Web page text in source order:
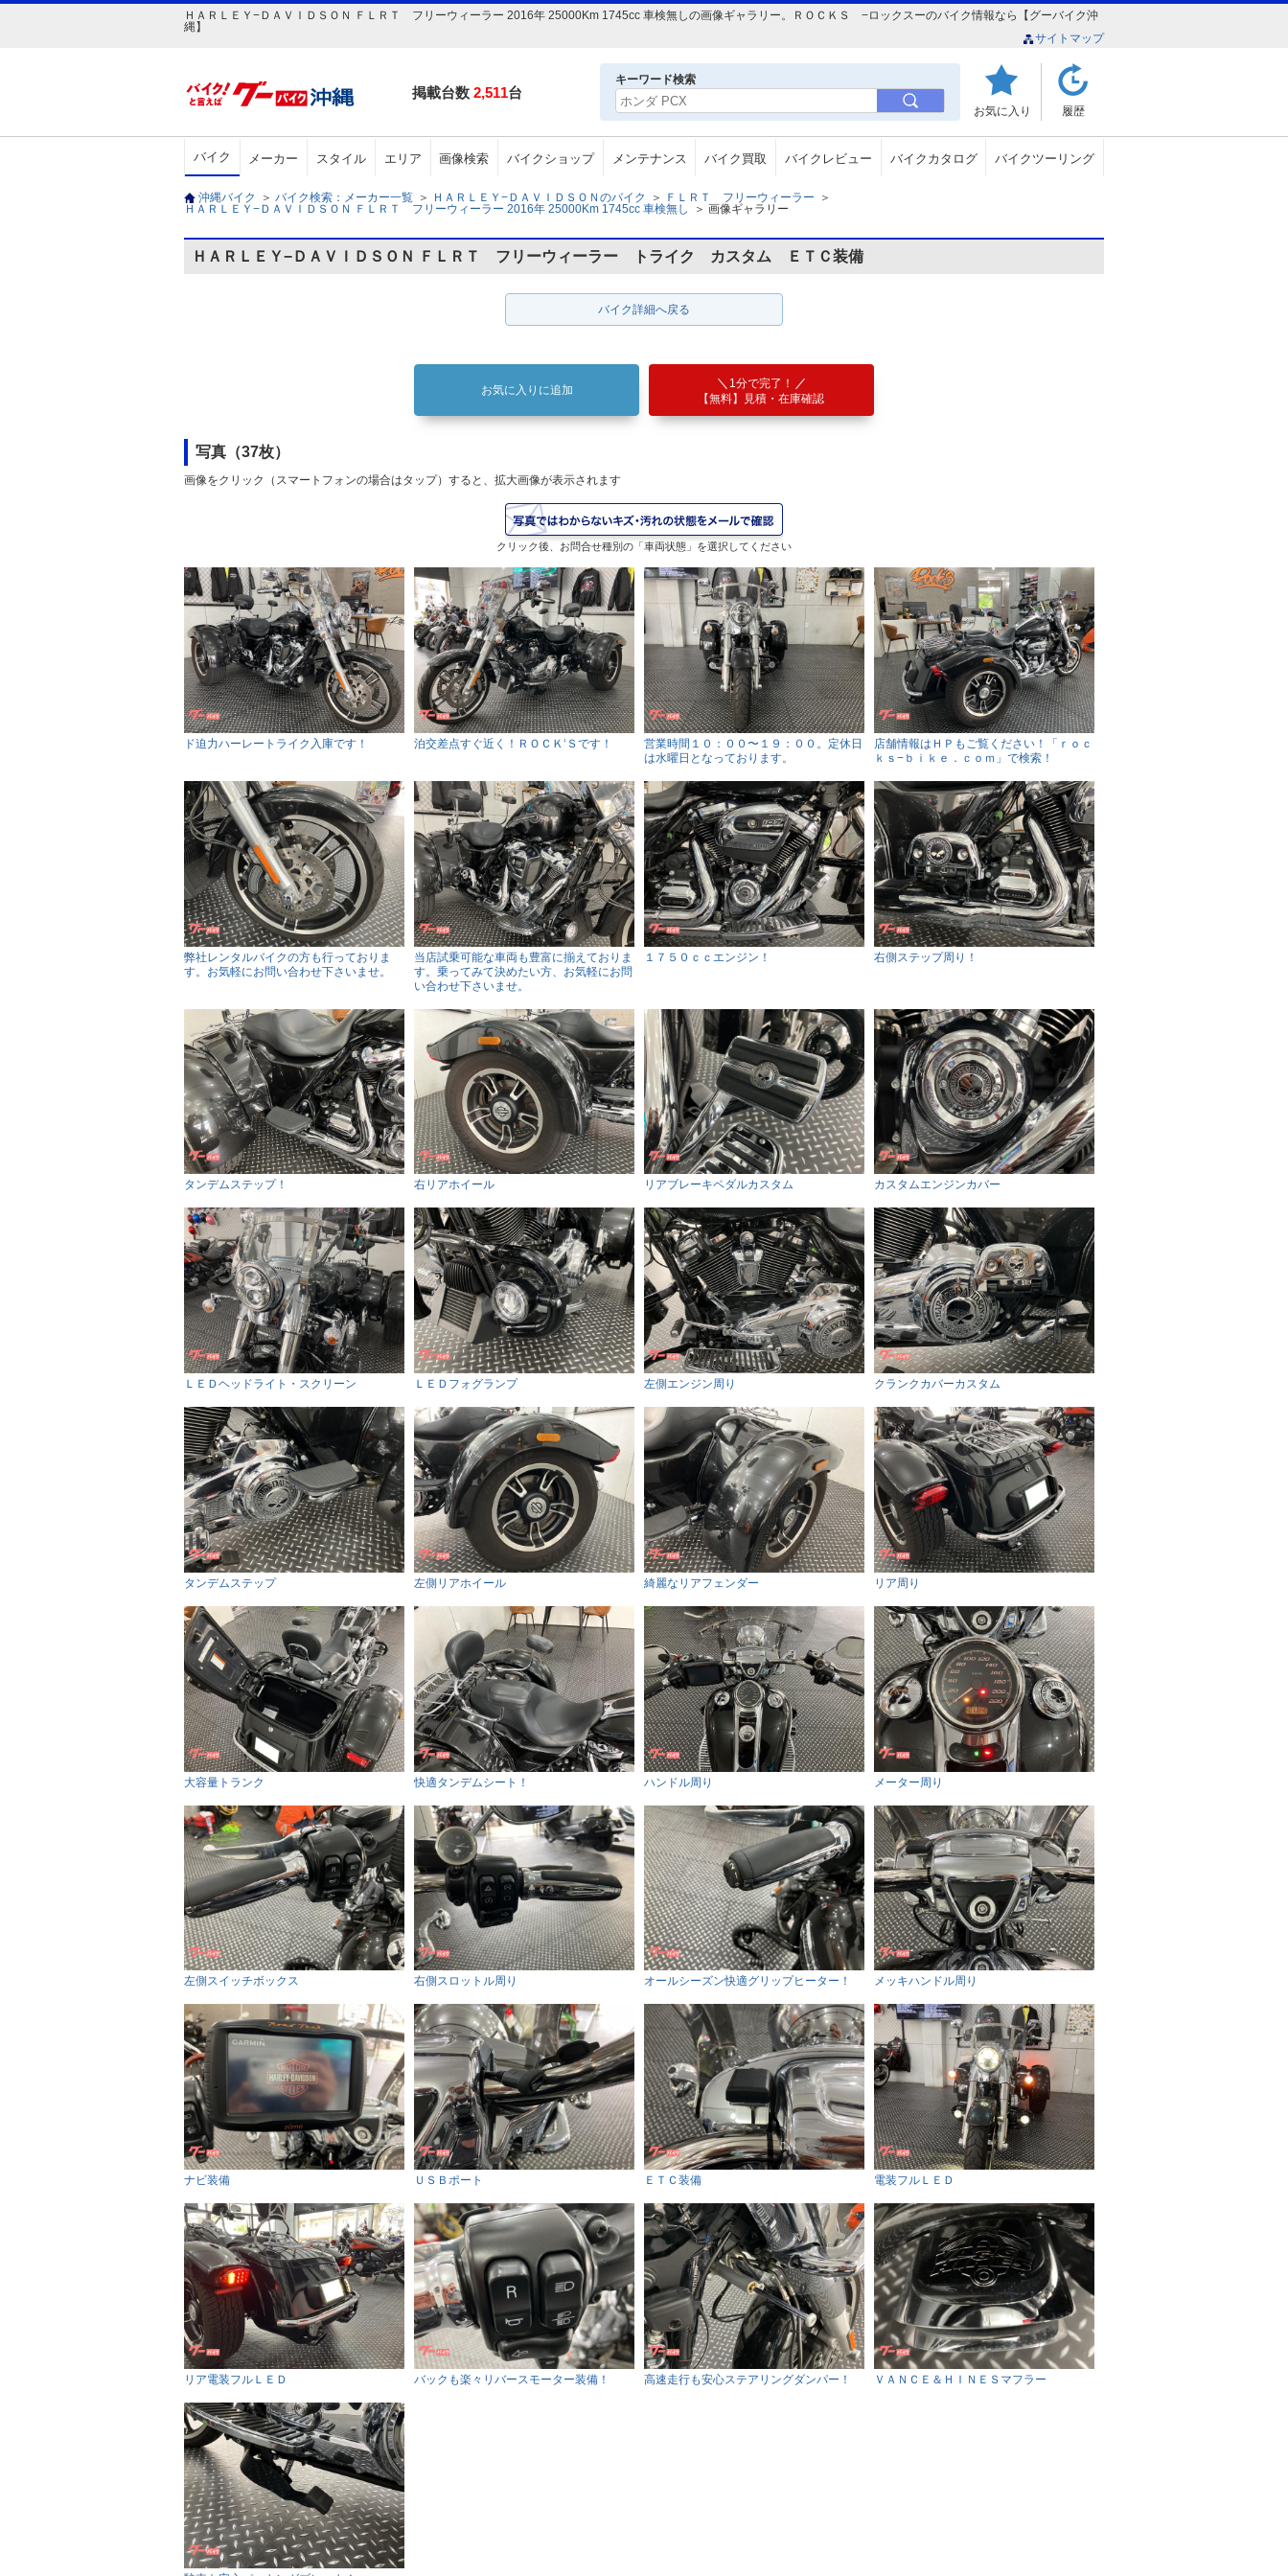
ＨＡＲＬＥＹ−ＤＡＶＩＤＳＯＮ ＦＬＲＴ フリーウィーラー 2016年 25000Km 1745cc 車検無しの画像ギャラリー。ＲＯＣＫＳ −ロックスーのバイク情報なら【グーバイク沖
縄】
サイトマップ
掲載台数 2,511台
キーワード検索
お気に入り 履歴
バイク メーカー スタイル エリア 画像検索 バイクショップ メンテナンス バイク買取 バイクレビュー バイクカタログ バイクツーリング
沖縄バイク ＞ バイク検索：メーカー一覧 ＞ ＨＡＲＬＥＹ−ＤＡＶＩＤＳＯＮのバイク ＞ ＦＬＲＴ フリーウィーラー
＞
ＨＡＲＬＥＹ−ＤＡＶＩＤＳＯＮ ＦＬＲＴ フリーウィーラー 2016年 25000Km 1745cc 車検無し
＞ 画像ギャラリー
ＨＡＲＬＥＹ−ＤＡＶＩＤＳＯＮ ＦＬＲＴ フリーウィーラー トライク カスタム ＥＴＣ装備
バイク詳細へ戻る
お気に入りに追加
1分で完了！
【無料】見積・在庫確認
写真（37枚）
画像をクリック（スマートフォンの場合はタップ）すると、拡大画像が表示されます
クリック後、お問合せ種別の「車両状態」を選択してください
ド迫力ハーレートライク入庫です！ 泊交差点すぐ近く！ＲＯＣＫ‘Ｓです！
営業時間１０：００〜１９：００。定休日
は水曜日となっております。
店舗情報はＨＰもご覧ください！「ｒｏｃ
ｋｓ−ｂｉｋｅ．ｃｏｍ」で検索！
弊社レンタルバイクの方も行っておりま
す。お気軽にお問い合わせ下さいませ。
当店試乗可能な車両も豊富に揃えておりま
す。乗ってみて決めたい方、お気軽にお問
い合わせ下さいませ。
１７５０ｃｃエンジン！ 右側ステップ周り！
タンデムステップ！ 右リアホイール リアブレーキペダルカスタム カスタムエンジンカバー
ＬＥＤヘッドライト・スクリーン ＬＥＤフォグランプ 左側エンジン周り クランクカバーカスタム
タンデムステップ 左側リアホイール 綺麗なリアフェンダー リア周り
大容量トランク 快適タンデムシート！ ハンドル周り メーター周り
左側スイッチボックス 右側スロットル周り オールシーズン快適グリップヒーター！ メッキハンドル周り
ナビ装備 ＵＳＢポート ＥＴＣ装備 電装フルＬＥＤ
リア電装フルＬＥＤ バックも楽々リバースモーター装備！ 高速走行も安心ステアリングダンパー！ ＶＡＮＣＥ＆ＨＩＮＥＳマフラー